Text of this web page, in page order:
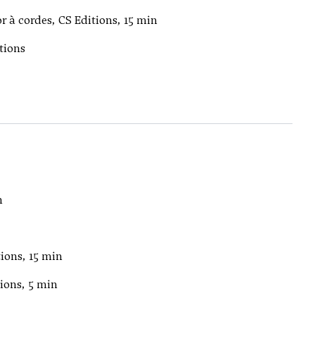
à cordes, CS Editions, 15 min
15 min
5 min